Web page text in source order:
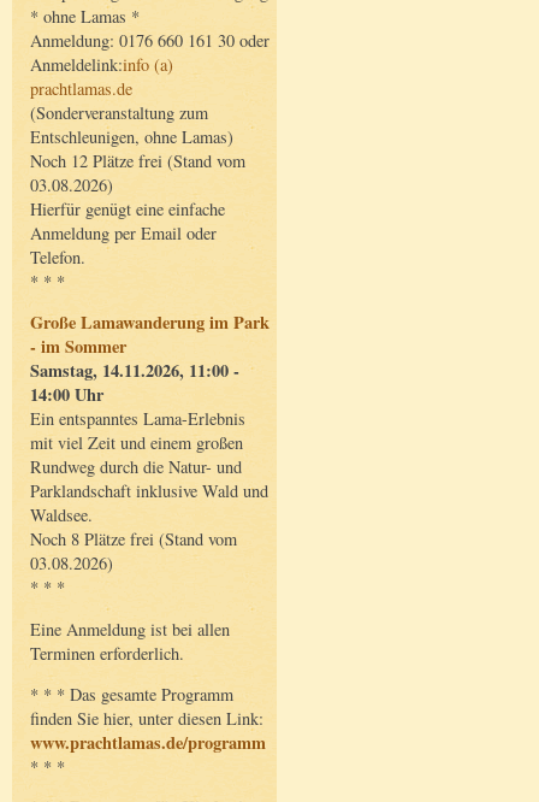
* ohne Lamas *
Anmeldung: 0176 660 161 30 oder
Anmeldelink:info (a)
prachtlamas.de
(Sonderveranstaltung zum
Entschleunigen, ohne Lamas)
Noch 12 Plätze frei (Stand vom
03.08.2026)
Hierfür genügt eine einfache
Anmeldung per Email oder
Telefon.
* * *
Große Lamawanderung im Park
- im Sommer
Samstag, 14.11.2026, 11:00 -
14:00 Uhr
Ein entspanntes Lama-Erlebnis
mit viel Zeit und einem großen
Rundweg durch die Natur- und
Parklandschaft inklusive Wald und
Waldsee.
Noch 8 Plätze frei (Stand vom
03.08.2026)
* * *
Eine Anmeldung ist bei allen
Terminen erforderlich.
* * * Das gesamte Programm
finden Sie hier, unter diesen Link:
www.prachtlamas.de/programm
* * *